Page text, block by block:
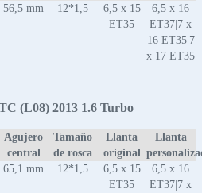
56,5 mm 12*1,5
6,5 x 15
ET35
6,5 x 16
ET37|7 x
16 ET35|7
x 17 ET35
(L08) 2013 1.6 Turbo
Agujero
central
Tamaño
de rosca
Llanta
original
Llanta
65,1 mm 12*1,5
6,5 x 15
ET35
6,5 x 16
ET37|7 x